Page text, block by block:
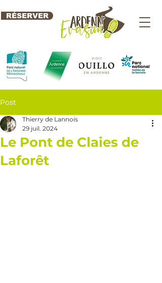
RÉSERVER
Post
Le Pont de Claies de
Laforêt
Thierry de Lannois
29 juil. 2024